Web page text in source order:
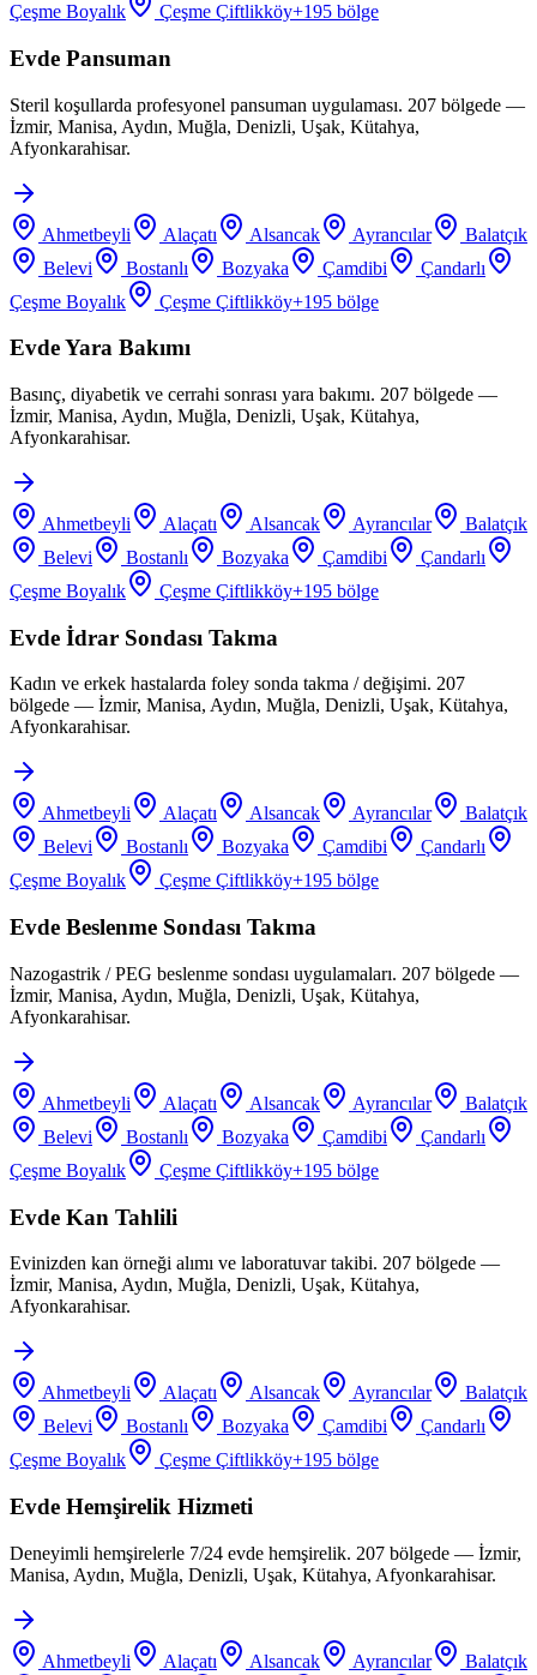
Çeşme Boyalık
Çeşme Çiftlikköy+195 bölge
Evde Pansuman
Steril koşullarda profesyonel pansuman uygulaması. 207 bölgede —
İzmir, Manisa, Aydın, Muğla, Denizli, Uşak, Kütahya,
Afyonkarahisar.
Ahmetbeyli Alaçatı Alsancak Ayrancılar
Balatçık
Belevi
Bostanlı Bozyaka Çamdibi
Çandarlı
Çeşme Boyalık
Çeşme Çiftlikköy+195 bölge
Evde Yara Bakımı
Basınç, diyabetik ve cerrahi sonrası yara bakımı. 207 bölgede —
İzmir, Manisa, Aydın, Muğla, Denizli, Uşak, Kütahya,
Afyonkarahisar.
Ahmetbeyli Alaçatı Alsancak Ayrancılar
Balatçık
Belevi
Bostanlı Bozyaka Çamdibi
Çandarlı
Çeşme Boyalık
Çeşme Çiftlikköy+195 bölge
Evde İdrar Sondası Takma
Kadın ve erkek hastalarda foley sonda takma / değişimi. 207
bölgede — İzmir, Manisa, Aydın, Muğla, Denizli, Uşak, Kütahya,
Afyonkarahisar.
Ahmetbeyli Alaçatı Alsancak Ayrancılar
Balatçık
Belevi
Bostanlı Bozyaka Çamdibi
Çandarlı
Çeşme Boyalık
Çeşme Çiftlikköy+195 bölge
Evde Beslenme Sondası Takma
Nazogastrik / PEG beslenme sondası uygulamaları. 207 bölgede —
İzmir, Manisa, Aydın, Muğla, Denizli, Uşak, Kütahya,
Afyonkarahisar.
Ahmetbeyli Alaçatı Alsancak Ayrancılar
Balatçık
Belevi
Bostanlı Bozyaka Çamdibi
Çandarlı
Çeşme Boyalık
Çeşme Çiftlikköy+195 bölge
Evde Kan Tahlili
Evinizden kan örneği alımı ve laboratuvar takibi. 207 bölgede —
İzmir, Manisa, Aydın, Muğla, Denizli, Uşak, Kütahya,
Afyonkarahisar.
Ahmetbeyli Alaçatı Alsancak Ayrancılar
Balatçık
Belevi
Bostanlı Bozyaka Çamdibi
Çandarlı
Çeşme Boyalık
Çeşme Çiftlikköy+195 bölge
Evde Hemşirelik Hizmeti
Deneyimli hemşirelerle 7/24 evde hemşirelik. 207 bölgede — İzmir,
Manisa, Aydın, Muğla, Denizli, Uşak, Kütahya, Afyonkarahisar.
Ahmetbeyli Alaçatı Alsancak Ayrancılar Balatçık